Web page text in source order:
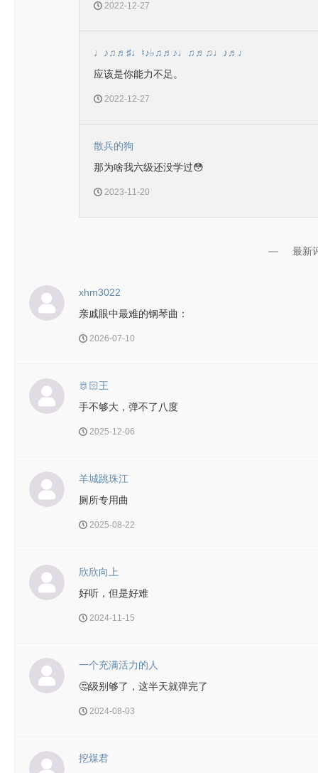
2022-12-27
♩♪♫♬♯♩♮♪♭♫♬♪♩♫♬♫♩♪♬♩
应该是你能力不足。
2022-12-27
散兵的狗
那为啥我六级还没学过😳
2023-11-20
最新
xhm3022
亲戚眼中最难的钢琴曲：
2026-07-10
🫅🏻王
手不够大，弹不了八度
2025-12-06
羊城跳珠江
厕所专用曲
2025-08-22
欣欣向上
好听，但是好难
2024-11-15
一个充满活力的人
🤔级别够了，这半天就弹完了
2024-08-03
挖煤君